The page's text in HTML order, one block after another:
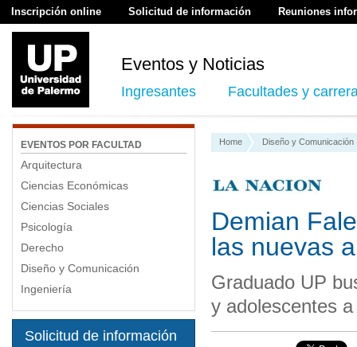
Inscripción online Solicitud de información Reuniones
Eventos y Noticias
Ingresantes Facultades y
EVENTOS POR FACULTAD
Arquitectura
Ciencias Económicas
Ciencias Sociales
Psicología
Derecho
Diseño y Comunicación
Ingeniería
Solicitud de información
Home Diseño y Comunicación
Demian
las nuevas
Graduado UP
y adolescentes